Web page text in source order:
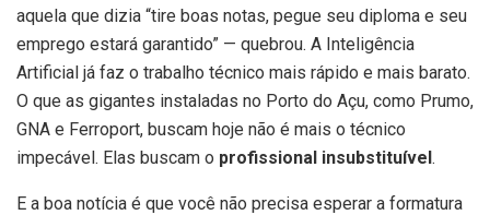
aquela que dizia “tire boas notas, pegue seu diploma e seu
emprego estará garantido” — quebrou. A Inteligência
Artificial já faz o trabalho técnico mais rápido e mais barato.
O que as gigantes instaladas no Porto do Açu, como Prumo,
GNA e Ferroport, buscam hoje não é mais o técnico
impecável. Elas buscam o profissional insubstituível .
E a boa notícia é que você não precisa esperar a formatura